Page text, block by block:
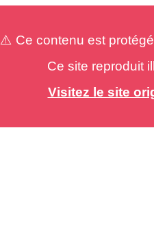
⚠️ Ce contenu est
Ce site reproduit
Visitez le site